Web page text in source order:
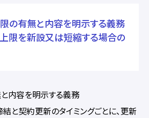
の有無と内容を明示する義務
限を新設又は短縮する場合の
と内容を明示する義務
と契約更新のタイミングごとに、更新